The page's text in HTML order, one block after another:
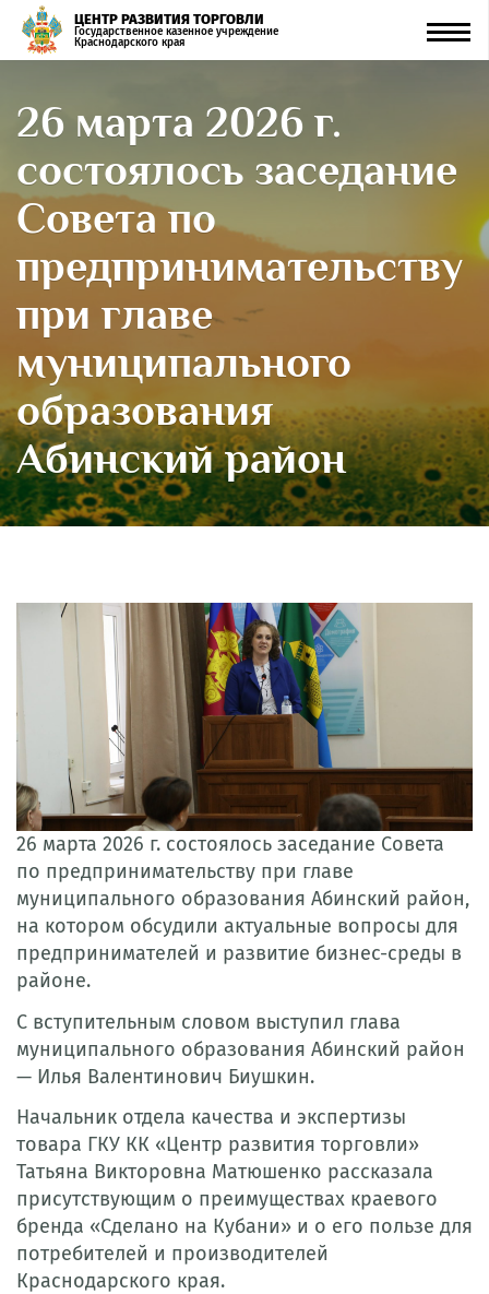
ЦЕНТР РАЗВИТИЯ ТОРГОВЛИ
Государственное казенное учреждение
Краснодарского края
26 марта 2026 г.
состоялось заседание
Совета по
предпринимательству
при главе
муниципального
образования
Абинский район
26 марта 2026 г. состоялось заседание Совета
по предпринимательству при главе
муниципального образования Абинский район,
на котором обсудили актуальные вопросы для
предпринимателей и развитие бизнес-среды в
районе.
С вступительным словом выступил глава
муниципального образования Абинский район
— Илья Валентинович Биушкин.
Начальник отдела качества и экспертизы
товара ГКУ КК «Центр развития торговли»
Татьяна Викторовна Матюшенко рассказала
присутствующим о преимуществах краевого
бренда «Сделано на Кубани» и о его пользе для
потребителей и производителей
Краснодарского края.